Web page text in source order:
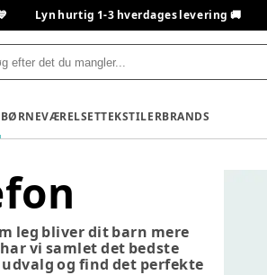
Lyn hurtig 1-3 hverdages levering 🚚
BØRNEVÆRELSETTEKSTILERBRANDS
leg bliver dit barn mere
vi samlet det bedste
og find det perfekte